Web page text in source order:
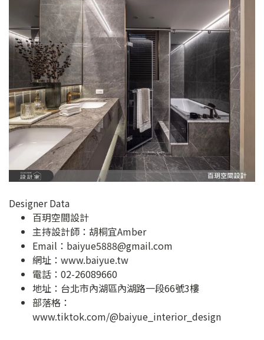
Designer Data
百玥空間設計
主持設計師：胡桐宜Amber
Email： baiyue5888@gmail.com
網址： www.baiyue.tw
電話：02-26089660
地址： 台北市內湖區內湖路一段66號3樓
部落格：
www.tiktok.com/@baiyue_interior_design